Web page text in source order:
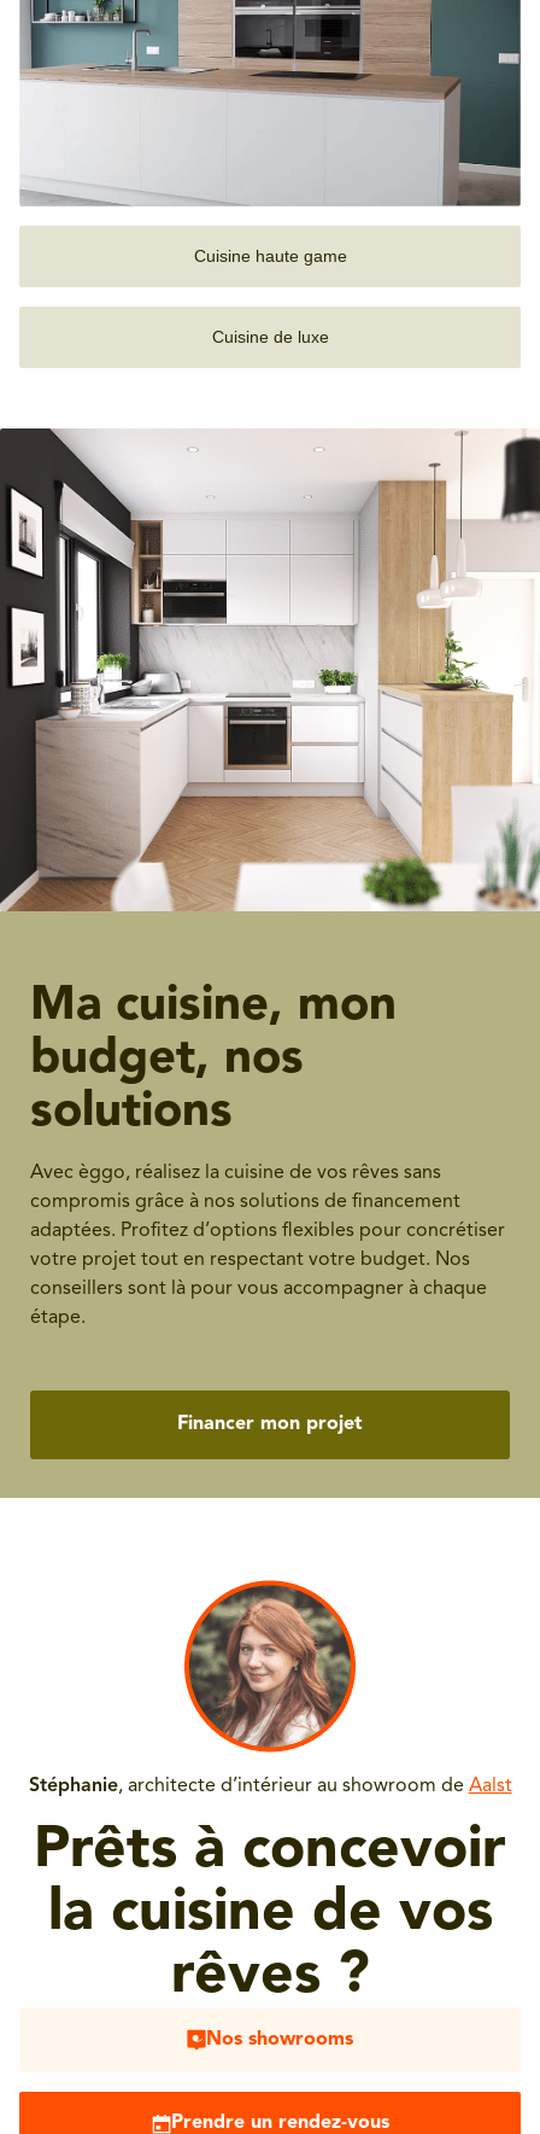
Cuisine haute game
Cuisine de luxe
Ma cuisine, mon
budget, nos
solutions
Avec èggo, réalisez la cuisine de vos rêves sans
compromis grâce à nos solutions de financement
adaptées. Profitez d’options flexibles pour concrétiser
votre projet tout en respectant votre budget. Nos
conseillers sont là pour vous accompagner à chaque
étape.
Financer mon projet
Stéphanie, architecte d’intérieur au showroom de Aalst
Prêts à concevoir
la cuisine de vos
rêves ?
Nos showrooms
Prendre un rendez-vous